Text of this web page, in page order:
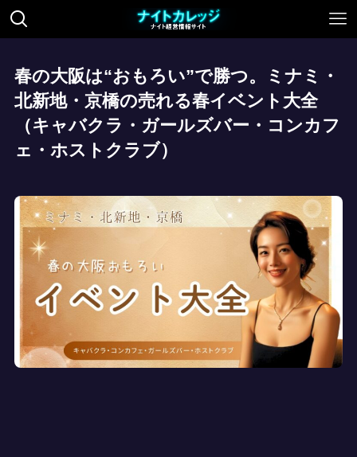
春の大阪は“おもろい”で勝つ。ミナミ・
北新地・京橋の売れる春イベント大全
（キャバクラ・ガールズバー・コンカフ
ェ・ホストクラブ）